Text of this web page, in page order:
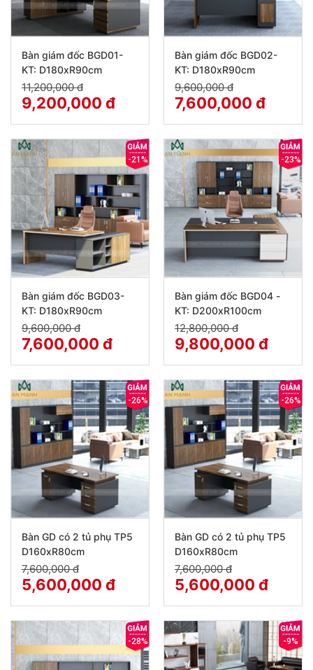
Bàn giám đốc BGD01-
KT: D180xR90cm
11,200,000 đ
9,200,000 đ
Bàn giám đốc BGD02-
KT: D180xR90cm
9,600,000 đ
7,600,000 đ
Bàn giám đốc BGD03-
KT: D180xR90cm
9,600,000 đ
7,600,000 đ
-21%
Bàn giám đốc BGD04 -
KT: D200xR100cm
12,800,000 đ
9,800,000 đ
-23%
Bàn GD có 2 tủ phụ TP5
D160xR80cm
7,600,000 đ
5,600,000 đ
-26%
Bàn GD có 2 tủ phụ TP5
D160xR80cm
7,600,000 đ
5,600,000 đ
-26%
-28% -9%